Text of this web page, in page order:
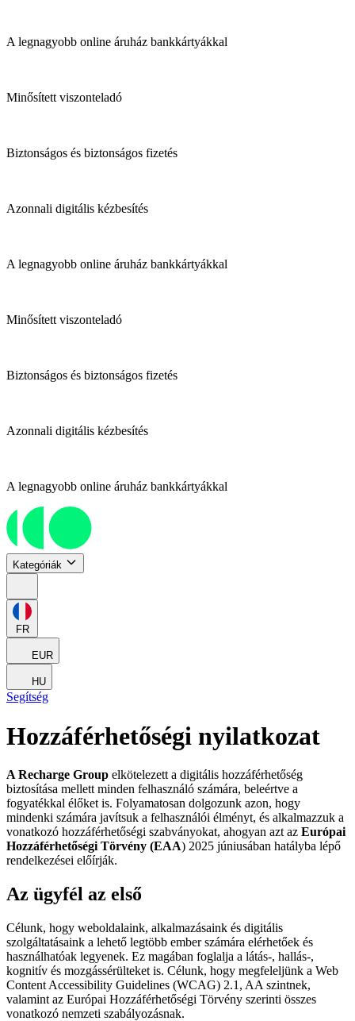
A legnagyobb online áruház bankkártyákkal
Minősített viszonteladó
Biztonságos és biztonságos fizetés
Azonnali digitális kézbesítés
A legnagyobb online áruház bankkártyákkal
Minősített viszonteladó
Biztonságos és biztonságos fizetés
Azonnali digitális kézbesítés
A legnagyobb online áruház bankkártyákkal
Kategóriák
FR
EUR
HU
Segítség
Hozzáférhetőségi nyilatkozat
A Recharge Group elkötelezett a digitális hozzáférhetőség
biztosítása mellett minden felhasználó számára, beleértve a
fogyatékkal élőket is. Folyamatosan dolgozunk azon, hogy
mindenki számára javítsuk a felhasználói élményt, és alkalmazzuk a
vonatkozó hozzáférhetőségi szabványokat, ahogyan azt az Európai
Hozzáférhetőségi Törvény (EAA) 2025 júniusában hatályba lépő
rendelkezései előírják.
Az ügyfél az első
Célunk, hogy weboldalaink, alkalmazásaink és digitális
szolgáltatásaink a lehető legtöbb ember számára elérhetőek és
használhatóak legyenek. Ez magában foglalja a látás-, hallás-,
kognitív és mozgássérülteket is. Célunk, hogy megfeleljünk a Web
Content Accessibility Guidelines (WCAG) 2.1, AA szintnek,
valamint az Európai Hozzáférhetőségi Törvény szerinti összes
vonatkozó nemzeti szabályozásnak.